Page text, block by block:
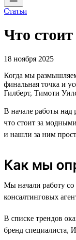
Статьи
Что
18 ноября 2025
Когда мы
финальная точка и
Гилберт, Тимоти
В начале работы над
что стоит за
и нашли за ним
Как мы
Мы начали работу
консалтинговых
В списке трендов
бренд специалиста,